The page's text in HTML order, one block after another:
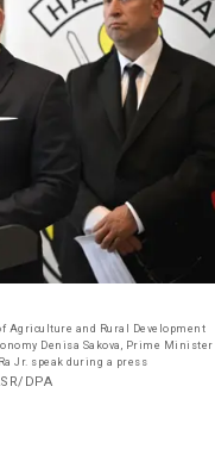
Agriculture and Rural Development
Denisa Sakova, Prime Minister
Jr. speak during a press
DPA